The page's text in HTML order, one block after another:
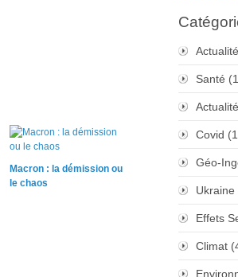
Macron : la démission ou
le chaos
Santé
Actualité
Covid
Géo-
Ukraine
Effets
Climat